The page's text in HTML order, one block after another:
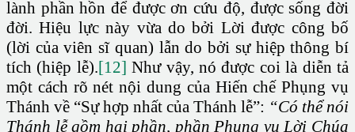
lành phần hồn để được ơn cứu độ, được sống đời
đời. Hiệu lực này vừa do bởi Lời được công bố
(lời của viên sĩ quan) lẫn do bởi sự hiệp thông bí
tích (hiệp lễ).[12] Như vậy, nó được coi là diễn tả
một cách rõ nét nội dung của Hiến chế Phụng vụ
Thánh về “Sự hợp nhất của Thánh lễ”: “Có thể nói
Thánh lễ gồm hai phần, phần Phụng vụ Lời Chúa